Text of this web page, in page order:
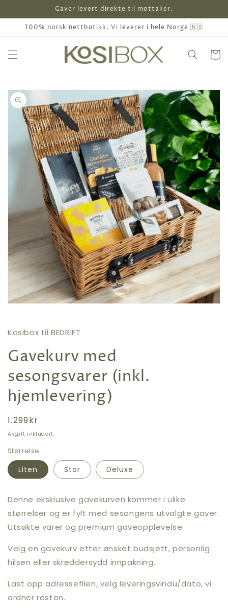
innholdet
Gaver levert direkte til mottaker.
100% norsk nettbutikk. Vi leverer i hele Norge 🇳🇴
til
iKosibox til BEDRIFT
Gavekurv med
sesongsvarer (inkl.
hjemlevering)
Vanlig
pris
1.299kr
Avgift inkludert.
Størrelse
Liten Stor Deluxe
Denne eksklusive gavekurven kommer i ulike
størrelser og er fylt med sesongens utvalgte gaver.
Utsøkte varer og premium gaveopplevelse.
Velg en gavekurv etter ønsket budsjett, personlig
hilsen eller skreddersydd innpakning.
Last opp adressefilen, velg leveringsvindu/dato, vi
ordner resten.